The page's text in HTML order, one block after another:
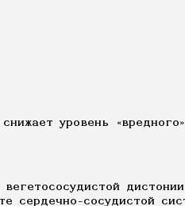
уровень
сердечно-сосудистой